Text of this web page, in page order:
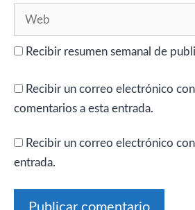
Web
Recibir resumen semanal de
Recibir un correo electrónico
comentarios a esta entrada.
Recibir un correo electrónico
entrada.